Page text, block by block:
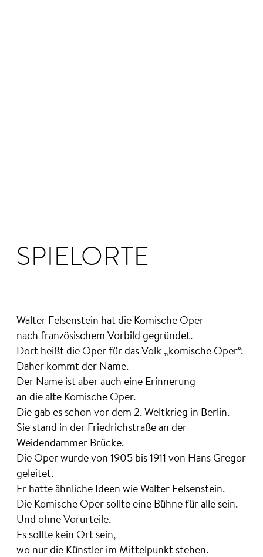
SPIELORTE
Walter Felsenstein hat die Komische Oper
nach französischem Vorbild gegründet.
Dort heißt die Oper für das Volk „komische Oper“.
Daher kommt der Name.
Der Name ist aber auch eine Erinnerung
an die alte Komische Oper.
Die gab es schon vor dem 2. Weltkrieg in Berlin.
Sie stand in der Friedrichstraße an der
Weidendammer Brücke.
Die Oper wurde von 1905 bis 1911 von Hans Gregor
geleitet.
Er hatte ähnliche Ideen wie Walter Felsenstein.
Die Komische Oper sollte eine Bühne für alle sein.
Und ohne Vorurteile.
Es sollte kein Ort sein,
wo nur die Künstler im Mittelpunkt stehen.